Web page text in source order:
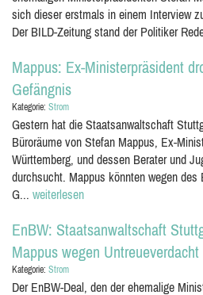
sich dieser erstmals in einem Interview
Der BILD-Zeitung stand der Politiker
Mappus: Ex-Ministerpräsident
Gefängnis
Kategorie: Strom
Gestern hat die Staatsanwaltschaft
Büroräume von Stefan Mappus, Ex-
Württemberg, und dessen Berater und
durchsucht. Mappus könnten wegen
G... weiterlesen
EnBW: Staatsanwaltschaft
Mappus wegen Untreueverdacht
Kategorie: Strom
Der EnBW-Deal, den der ehemalige